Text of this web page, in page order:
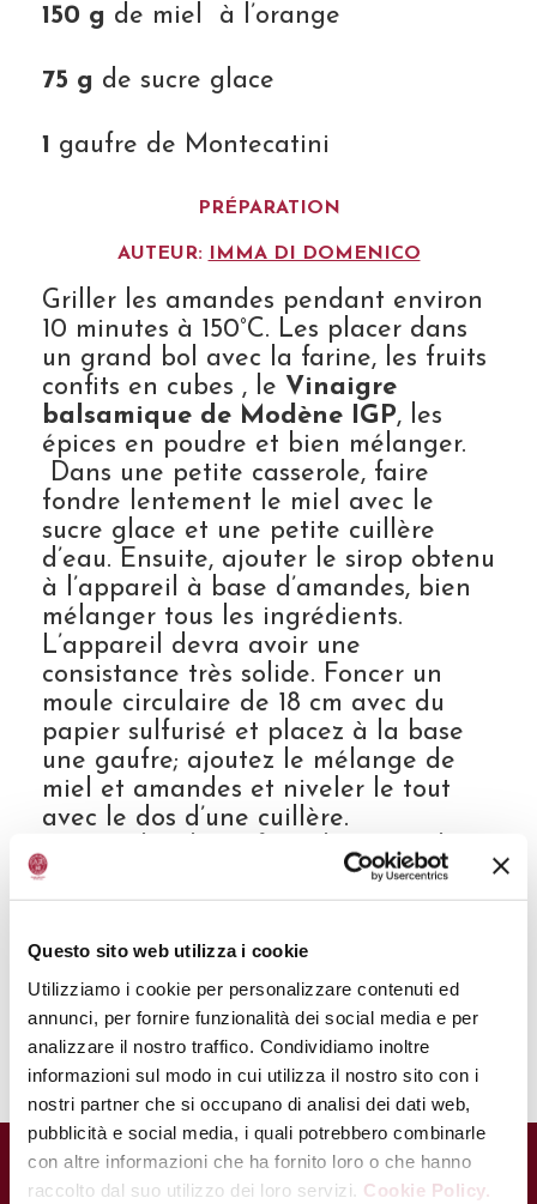
Questo sito web utilizza i cookie
Utilizziamo i cookie per personalizzare contenuti ed
annunci, per fornire funzionalità dei social media e per
analizzare il nostro traffico. Condividiamo inoltre
informazioni sul modo in cui utilizza il nostro sito con i
nostri partner che si occupano di analisi dei dati web,
pubblicità e social media, i quali potrebbero combinarle
con altre informazioni che ha fornito loro o che hanno
raccolto dal suo utilizzo dei loro servizi. Cookie Policy.
150 g de miel à l’orange
75 g de sucre glace
1 gaufre de Montecatini
PRÉPARATION
AUTEUR: IMMA DI DOMENICO
Griller les amandes pendant environ
10 minutes à 150°C. Les placer dans
un grand bol avec la farine, les fruits
confits en cubes , le Vinaigre
balsamique de Modène IGP, les
épices en poudre et bien mélanger.
Dans une petite casserole, faire
fondre lentement le miel avec le
sucre glace et une petite cuillère
d’eau. Ensuite, ajouter le sirop obtenu
à l’appareil à base d’amandes, bien
mélanger tous les ingrédients.
L’appareil devra avoir une
consistance très solide. Foncer un
moule circulaire de 18 cm avec du
papier sulfurisé et placez à la base
une gaufre; ajoutez le mélange de
miel et amandes et niveler le tout
avec le dos d’une cuillère.
Saupoudrer la surface de sucre glace.
Placer le panforte au four à 180°C
pendant environ 30 minutes. Le
minutes, le sortir ensuite du moule et
lorsqu’il sera froid, le saupoudrer
abondamment de sucre glace.